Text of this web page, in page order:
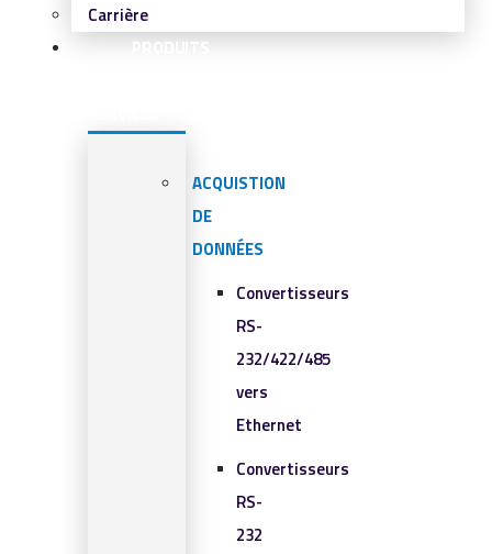
Carrière
PRODUITS
ACQUISTION
DE
DONNÉES
Convertisseurs
RS-
232/422/485
vers
Ethernet
Convertisseurs
RS-
232